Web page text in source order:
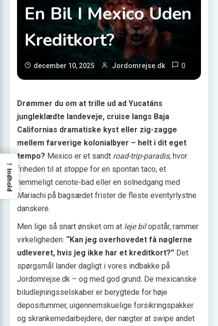
En Bil I Mexico Uden
Kreditkort?
december 10, 2025 Jordomrejse.dk 0
Drømmer du om at trille ud ad Yucatáns
jungleklædte landeveje, cruise langs Baja
Californias dramatiske kyst eller zig-zagge
mellem farverige kolonialbyer – helt i dit eget
tempo? Mexico er et sandt road-trip-paradis, hvor
friheden til at stoppe for en spontan taco, et
hemmeligt cenote-bad eller en solnedgang med
Mariachi på bagsædet frister de fleste eventyrlystne
danskere.
Men lige så snart ønsket om at leje bilopstår, rammer
virkeligheden: “Kan jeg overhovedet få nøglerne
udleveret, hvis jeg ikke har et kreditkort?” Det
spørgsmål lander dagligt i vores indbakke på
Jordomrejse.dk – og med god grund. De mexicanske
biludlejningsselskaber er berygtede for høje
depositummer, uigennemskuelige forsikringspakker
og skrankemedarbejdere, der nægter at swipe andet
→
Indhold